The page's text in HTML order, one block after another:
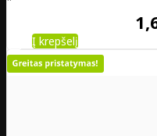
Į krepšelį